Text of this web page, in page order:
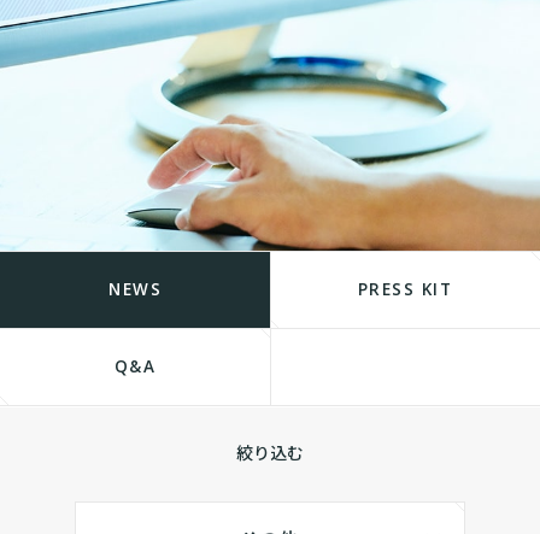
NEWS PRESS KIT
Q&A
絞り込む